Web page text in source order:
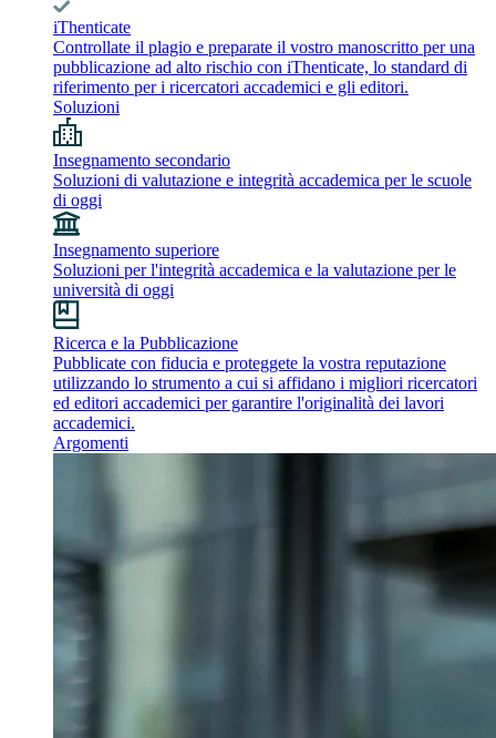
iThenticate
Controllate il plagio e preparate il vostro manoscritto per una
pubblicazione ad alto rischio con iThenticate, lo standard di
riferimento per i ricercatori accademici e gli editori.
Soluzioni
Insegnamento secondario
Soluzioni di valutazione e integrità accademica per le scuole
di oggi
Insegnamento superiore
Soluzioni per l'integrità accademica e la valutazione per le
università di oggi
Ricerca e la Pubblicazione
Pubblicate con fiducia e proteggete la vostra reputazione
utilizzando lo strumento a cui si affidano i migliori ricercatori
ed editori accademici per garantire l'originalità dei lavori
accademici.
Argomenti